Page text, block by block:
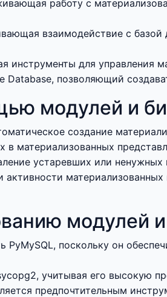
работу с
взаимодействие с
инструменты для управления
Database, позволяющий
модулей и
создание
в материализованных
устаревших или
активности
модулей
PyMySQL, поскольку он
учитывая его высокую
предпочтительным